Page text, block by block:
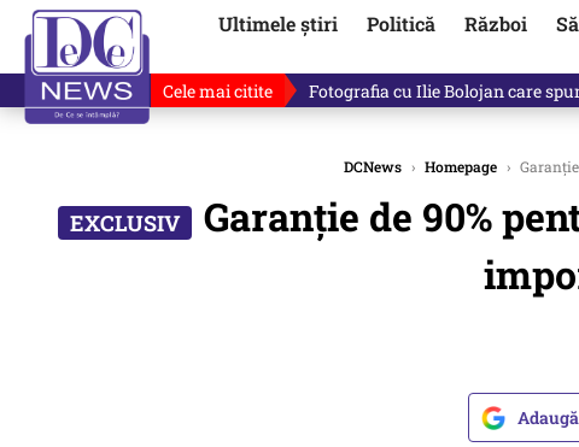
Ultimele știri Politică Război
Cele mai citite Răzvan Dumitrescu îi cere scuze,
DCNews › Homepage ›
Garanție de 90%